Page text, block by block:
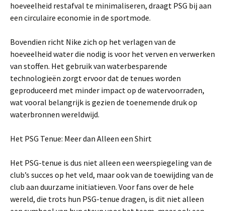
hoeveelheid restafval te minimaliseren, draagt PSG bij aan
een circulaire economie in de sportmode.
Bovendien richt Nike zich op het verlagen van de
hoeveelheid water die nodig is voor het verven en verwerken
van stoffen. Het gebruik van waterbesparende
technologieën zorgt ervoor dat de tenues worden
geproduceerd met minder impact op de watervoorraden,
wat vooral belangrijk is gezien de toenemende druk op
waterbronnen wereldwijd.
Het PSG Tenue: Meer dan Alleen een Shirt
Het PSG-tenue is dus niet alleen een weerspiegeling van de
club’s succes op het veld, maar ook van de toewijding van de
club aan duurzame initiatieven. Voor fans over de hele
wereld, die trots hun PSG-tenue dragen, is dit niet alleen